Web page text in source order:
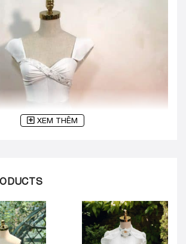
XEM THÊM